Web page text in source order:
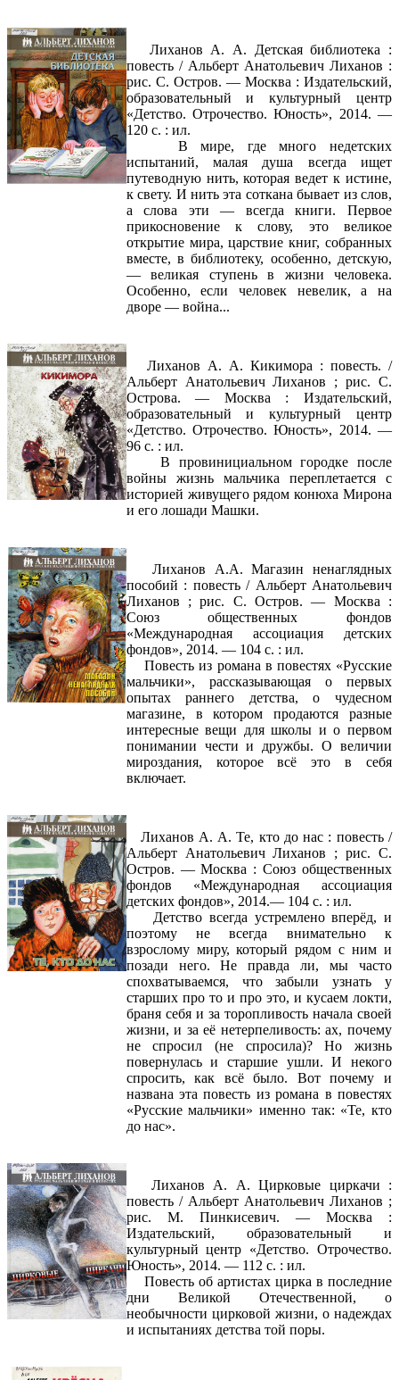
Лиханов А. А. Детская библиотека :
повесть / Альберт Анатольевич Лиханов :
рис. С. Остров. — Москва : Издательский,
образовательный и культурный центр
«Детство. Отрочество. Юность», 2014. —
120 с. : ил.
В мире, где много недетских
испытаний, малая душа всегда ищет
путеводную нить, которая ведет к истине,
к свету. И нить эта соткана бывает из слов,
а слова эти — всегда книги. Первое
прикосновение к слову, это великое
открытие мира, царствие книг, собранных
вместе, в библиотеку, особенно, детскую,
— великая ступень в жизни человека.
Особенно, если человек невелик, а на
дворе — война...
Лиханов А. А. Кикимора : повесть. /
Альберт Анатольевич Лиханов ; рис. С.
Острова. — Москва : Издательский,
образовательный и культурный центр
«Детство. Отрочество. Юность», 2014. —
96 с. : ил.
В провинициальном городке после
войны жизнь мальчика переплетается с
историей живущего рядом конюха Мирона
и его лошади Машки.
Лиханов А.А. Магазин ненаглядных
пособий : повесть / Альберт Анатольевич
Лиханов ; рис. С. Остров. — Москва :
Союз общественных фондов
«Международная ассоциация детских
фондов», 2014. — 104 с. : ил.
Повесть из романа в повестях «Русские
мальчики», рассказывающая о первых
опытах раннего детства, о чудесном
магазине, в котором продаются разные
интересные вещи для школы и о первом
понимании чести и дружбы. О величии
мироздания, которое всё это в себя
включает.
Лиханов А. А. Те, кто до нас : повесть /
Альберт Анатольевич Лиханов ; рис. С.
Остров. — Москва : Союз общественных
фондов «Международная ассоциация
детских фондов», 2014.— 104 с. : ил.
Детство всегда устремлено вперёд, и
поэтому не всегда внимательно к
взрослому миру, который рядом с ним и
позади него. Не правда ли, мы часто
спохватываемся, что забыли узнать у
старших про то и про это, и кусаем локти,
браня себя и за торопливость начала своей
жизни, и за её нетерпеливость: ах, почему
не спросил (не спросила)? Но жизнь
повернулась и старшие ушли. И некого
спросить, как всё было. Вот почему и
названа эта повесть из романа в повестях
«Русские мальчики» именно так: «Те, кто
до нас».
Лиханов А. А. Цирковые циркачи :
повесть / Альберт Анатольевич Лиханов ;
рис. М. Пинкисевич. — Москва :
Издательский, образовательный и
культурный центр «Детство. Отрочество.
Юность», 2014. — 112 с. : ил.
Повесть об артистах цирка в последние
дни Великой Отечественной, о
необычности цирковой жизни, о надеждах
и испытаниях детства той поры.